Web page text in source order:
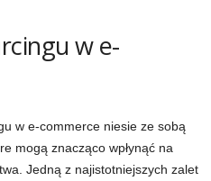
w e-
w e-commerce niesie ze sobą
mogą znacząco wpłynąć na
Jedną z najistotniejszych zalet